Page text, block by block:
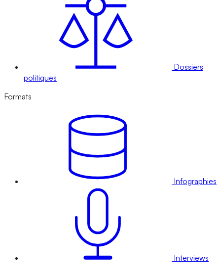
Dossiers
politiques
Formats
Infographies
Interviews